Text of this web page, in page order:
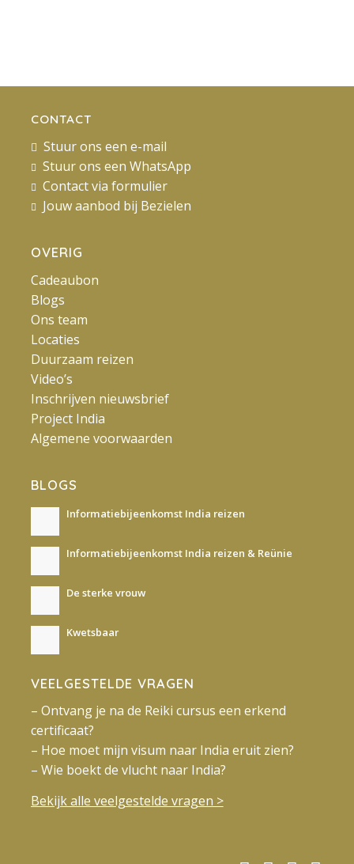
CONTACT
Stuur ons een e-mail
Stuur ons een WhatsApp
Contact via formulier
Jouw aanbod bij Bezielen
OVERIG
Cadeaubon
Blogs
Ons team
Locaties
Duurzaam reizen
Video’s
Inschrijven nieuwsbrief
Project India
Algemene voorwaarden
BLOGS
Informatiebijeenkomst India reizen
Informatiebijeenkomst India reizen & Reünie
De sterke vrouw
Kwetsbaar
VEELGESTELDE VRAGEN
– Ontvang je na de Reiki cursus een erkend
certificaat?
– Hoe moet mijn visum naar India eruit zien?
– Wie boekt de vlucht naar India?
Bekijk alle veelgestelde vragen >